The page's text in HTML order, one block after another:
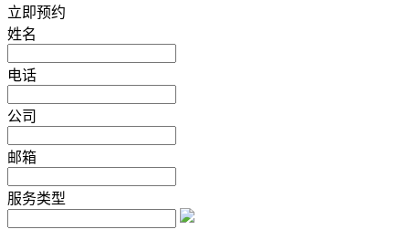
立即预约
姓名
电话
公司
邮箱
服务类型